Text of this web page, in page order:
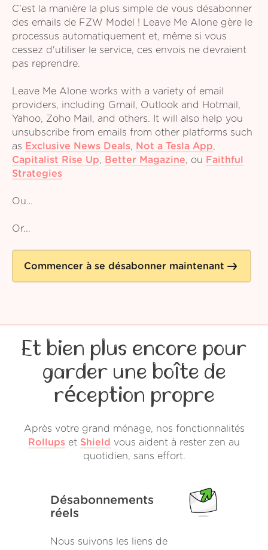
C'est la manière la plus simple de vous désabonner
des emails de FZW Model ! Leave Me Alone gère le
processus automatiquement et, même si vous
cessez d'utiliser le service, ces envois ne devraient
pas reprendre.
Leave Me Alone works with a variety of email
providers, including Gmail, Outlook and Hotmail,
Yahoo, Zoho Mail, and others. It will also help you
unsubscribe from emails from other platforms such
as Exclusive News Deals, Not a Tesla App,
Capitalist Rise Up, Better Magazine, ou Faithful
Strategies
Ou…
Or...
Commencer à se désabonner maintenant
Et bien plus encore pour
garder une boîte de
réception propre
Après votre grand ménage, nos fonctionnalités
Rollups et Shield vous aident à rester zen au
quotidien, sans effort.
Désabonnements
réels
Nous suivons les liens de